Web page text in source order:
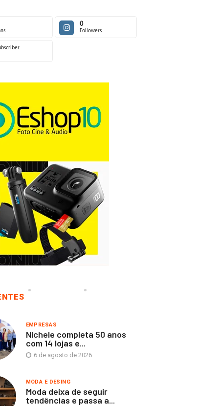
0
Followers
EMPRESAS
Nichele completa 50 anos
com 14 lojas e...
6 de agosto de 2026
MODA E DESING
Moda deixa de seguir
tendências e passa a...